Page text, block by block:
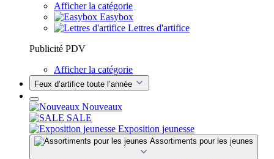
Afficher la catégorie
Easybox
Lettres d'artifice
Publicité PDV
Afficher la catégorie
Feux d’artifice toute l’année
Nouveaux
SALE
Exposition jeunesse
Assortiments pour les jeunes